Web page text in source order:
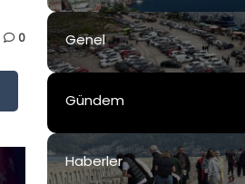
0 Genel
Gündem
Haberler